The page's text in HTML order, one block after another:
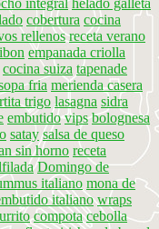
cobertura cocina
rellenos receta verano
empanada criolla
cocina suiza tapenade
fria merienda casera
trigo lasagna sidra
embutido vips bolognesa
satay salsa de queso
sin horno receta
Domingo de
italiano mona de
italiano wraps
compota cebolla